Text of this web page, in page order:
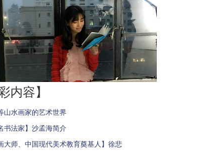
内容】
山水画家的艺术世界
书法家】沙孟海简介
大师、中国现代美术教育奠基人】徐悲